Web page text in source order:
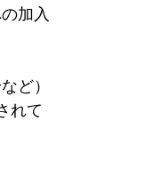
加入
ど）
れて